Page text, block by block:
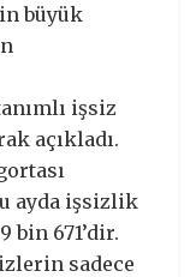
büyük
işsiz
açıkladı.
ayda işsizlik
bin 671’dir.
sadece